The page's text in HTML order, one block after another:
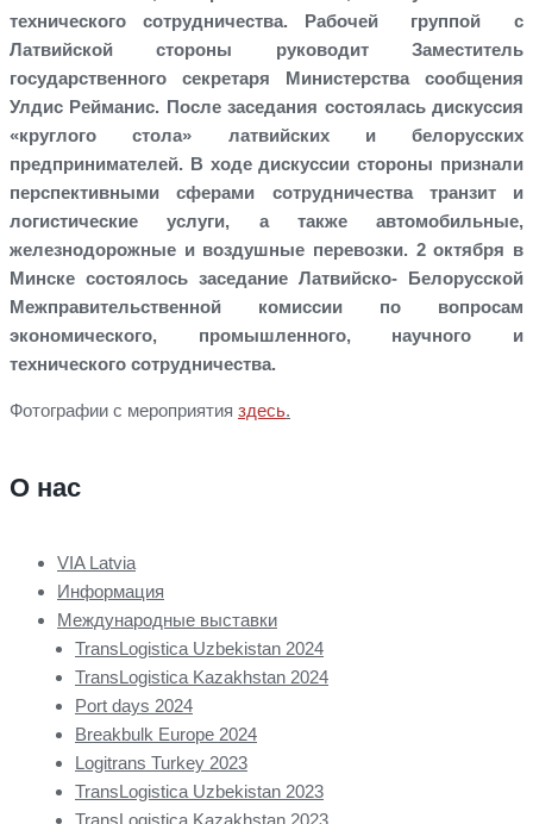
технического сотрудничества. Рабочей группой с
Латвийской стороны руководит Заместитель
государственного секретаря Министерства сообщения
Улдис Рейманис. После заседания состоялась дискуссия
«круглого стола» латвийских и белорусских
предпринимателей. В ходе дискуссии стороны признали
перспективными сферами сотрудничества транзит и
логистические услуги, а также автомобильные,
железнодорожные и воздушные перевозки. 2 октября в
Минске состоялось заседание Латвийско- Белорусской
Межправительственной комиссии по вопросам
экономического, промышленного, научного и
технического сотрудничества.
Фотографии с мероприятия здесь.
О нас
VIA Latvia
Информация
Международные выставки
TransLogistica Uzbekistan 2024
TransLogistica Kazakhstan 2024
Port days 2024
Breakbulk Europe 2024
Logitrans Turkey 2023
TransLogistica Uzbekistan 2023